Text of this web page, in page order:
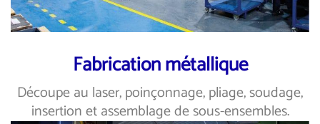
Fabrication métallique
Découpe au laser, poinçonnage, pliage, soudage,
insertion et assemblage de sous-ensembles.